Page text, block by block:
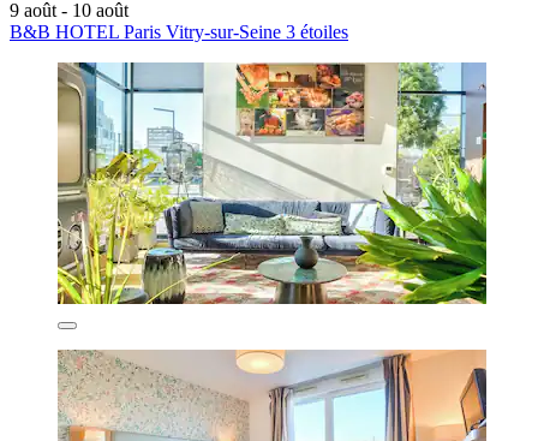
9 août - 10 août
B&B HOTEL Paris Vitry-sur-Seine 3 étoiles